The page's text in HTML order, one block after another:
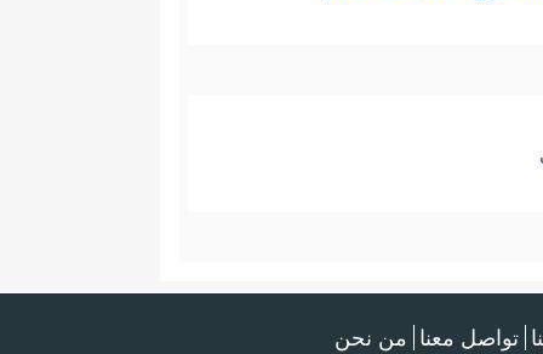
تواصل معنا من نحن